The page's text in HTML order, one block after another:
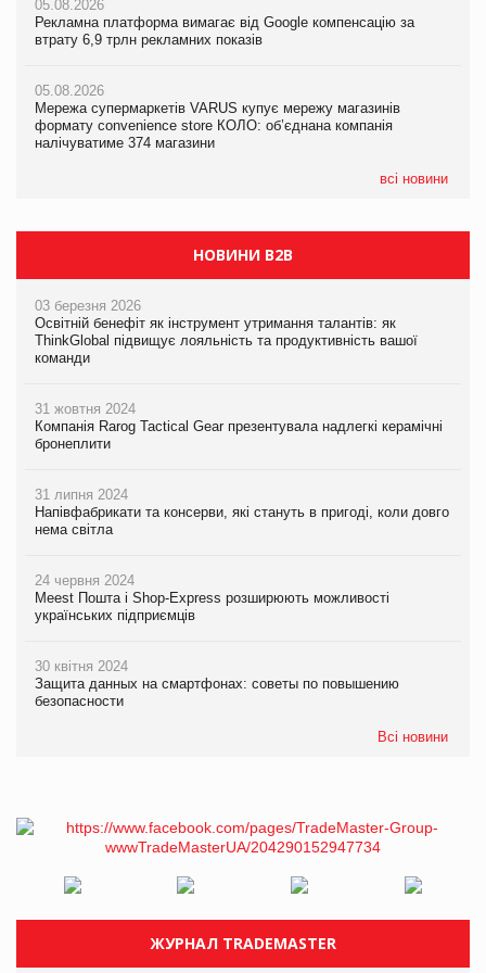
05.08.2026
Рекламна платформа вимагає від Google компенсацію за
втрату 6,9 трлн рекламних показів
05.08.2026
Мережа супермаркетів VARUS купує мережу магазинів
формату convenience store КОЛО: об’єднана компанія
налічуватиме 374 магазини
всі новини
05.08.2026
Рекламна платформа вимагає від Google компенсацію за
втрату 6,9 трлн рекламних показів
05.08.2026
Мережа супермаркетів VARUS купує мережу магазинів
формату convenience store КОЛО: об’єднана компанія
налічуватиме 374 магазини
05.08.2026
Рекламна платформа вимагає від Google компенсацію за
втрату 6,9 трлн рекламних показів
05.08.2026
Adidas витратила понад $1 млрд на маркетинг за квартал
НОВИНИ B2B
03 березня 2026
Освітній бенефіт як інструмент утримання талантів: як
ThinkGlobal підвищує лояльність та продуктивність вашої
команди
31 жовтня 2024
Компанія Rarog Tactical Gear презентувала надлегкі керамічні
бронеплити
31 липня 2024
Напівфабрикати та консерви, які стануть в пригоді, коли довго
нема світла
24 червня 2024
Meest Пошта і Shop-Express розширюють можливості
українських підприємців
30 квітня 2024
Защита данных на смартфонах: советы по повышению
безопасности
Всі новини
ЖУРНАЛ TRADEMASTER